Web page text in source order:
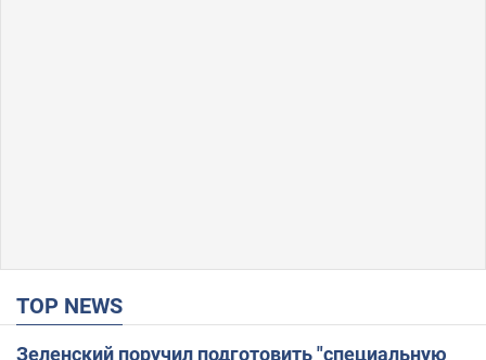
TOP NEWS
Зеленский поручил подготовить "специальную